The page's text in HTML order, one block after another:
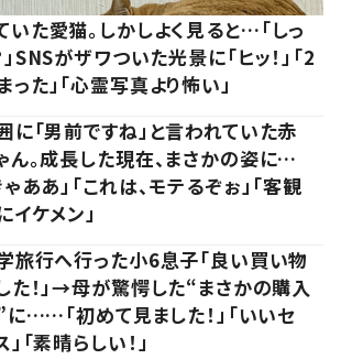
いた愛猫。しかしよく見ると…「しっ
SNSがザワついた光景に「ヒッ！」「2
た」「心霊写真より怖い」
に「男前ですね」と言われていた赤
ん。成長した現在、まさかの姿に…
ゃああ」「これは、モテるぞぉ」「客観
イケメン」
旅行へ行った小6息子「良い買い物
た！」→母が驚愕した“まさかの購入
……「初めて見ました！」「いいセ
」「素晴らしい！」